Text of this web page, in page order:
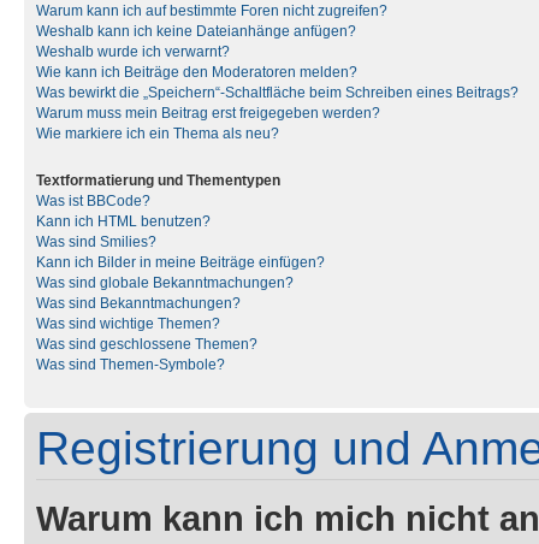
Warum kann ich auf bestimmte Foren nicht zugreifen?
Weshalb kann ich keine Dateianhänge anfügen?
Weshalb wurde ich verwarnt?
Wie kann ich Beiträge den Moderatoren melden?
Was bewirkt die „Speichern“-Schaltfläche beim Schreiben eines Beitrags?
Warum muss mein Beitrag erst freigegeben werden?
Wie markiere ich ein Thema als neu?
Textformatierung und Thementypen
Was ist BBCode?
Kann ich HTML benutzen?
Was sind Smilies?
Kann ich Bilder in meine Beiträge einfügen?
Was sind globale Bekanntmachungen?
Was sind Bekanntmachungen?
Was sind wichtige Themen?
Was sind geschlossene Themen?
Was sind Themen-Symbole?
Registrierung und
Warum kann ich mich nicht